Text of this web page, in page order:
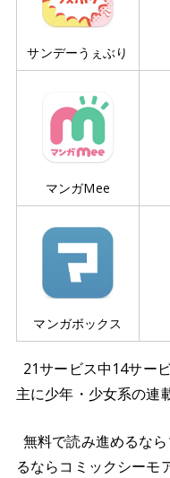
サンデーうぇぶり
マンガMee
マンガボックス
21サービス中14サー
主に少年・少女系の連
無料で読み進めるな
るならコミックシーモ